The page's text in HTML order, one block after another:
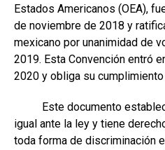
Estados Americanos (OEA),
de noviembre de 2018 y
mexicano por unanimidad de
2019. Esta Convención entró
2020 y obliga su
Este documento
igual ante la ley y tiene
toda forma de discriminación